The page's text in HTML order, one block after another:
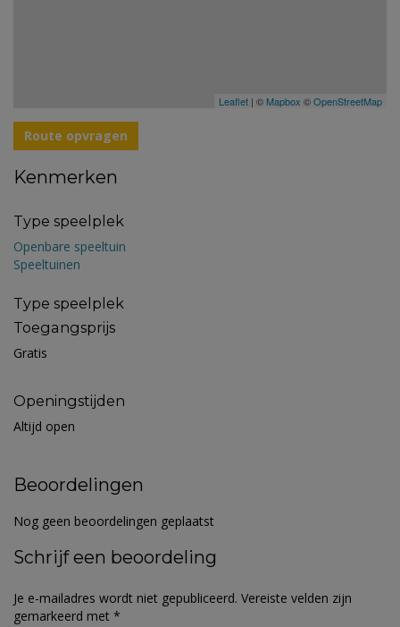
Leaflet | © Mapbox ©OpenStreetMap
Route opvragen
Kenmerken
Type speelplek
Openbare speeltuin
Speeltuinen
Type speelplek
Toegangsprijs
Gratis
Openingstijden
Altijd open
Beoordelingen
Nog geen beoordelingen geplaatst
Schrijf een beoordeling
Je e-mailadres wordt niet gepubliceerd. Vereiste velden zijn
gemarkeerd met *